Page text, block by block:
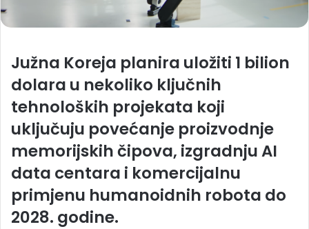
Južna Koreja planira uložiti 1 bilion
dolara u nekoliko ključnih
tehnoloških projekata koji
uključuju povećanje proizvodnje
memorijskih čipova, izgradnju AI
data centara i komercijalnu
primjenu humanoidnih robota do
2028. godine.